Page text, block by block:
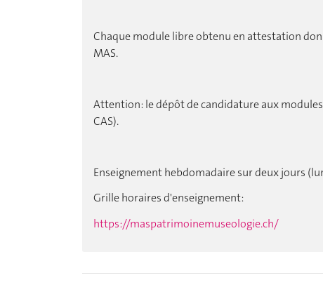
Chaque module libre obtenu en attestation
MAS.
Attention: le dépôt de candidature aux
CAS).
Enseignement hebdomadaire sur deux jours
Grille horaires d'enseignement:
https://maspatrimoinemuseologie.ch/